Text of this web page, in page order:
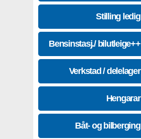
Stilling ledig
Bensinstasj./ bilutleige++
Verkstad / delelager
Hengarar
Båt- og bilberging